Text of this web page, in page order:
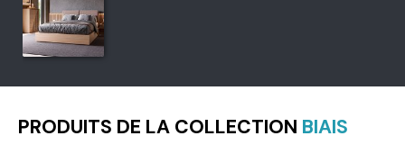
PRODUITS DE LA COLLECTION BIAIS